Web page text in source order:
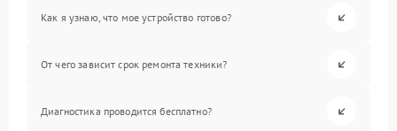
Как я узнаю, что мое устройство готово?
От чего зависит срок ремонта техники?
Диагностика проводится бесплатно?